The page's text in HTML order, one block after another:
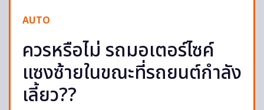
AUTO
ควรหรือไม่ รถมอเตอร์ไซค์
แซงซ้ายในขณะที่รถยนต์กำลัง
เลี้ยว??